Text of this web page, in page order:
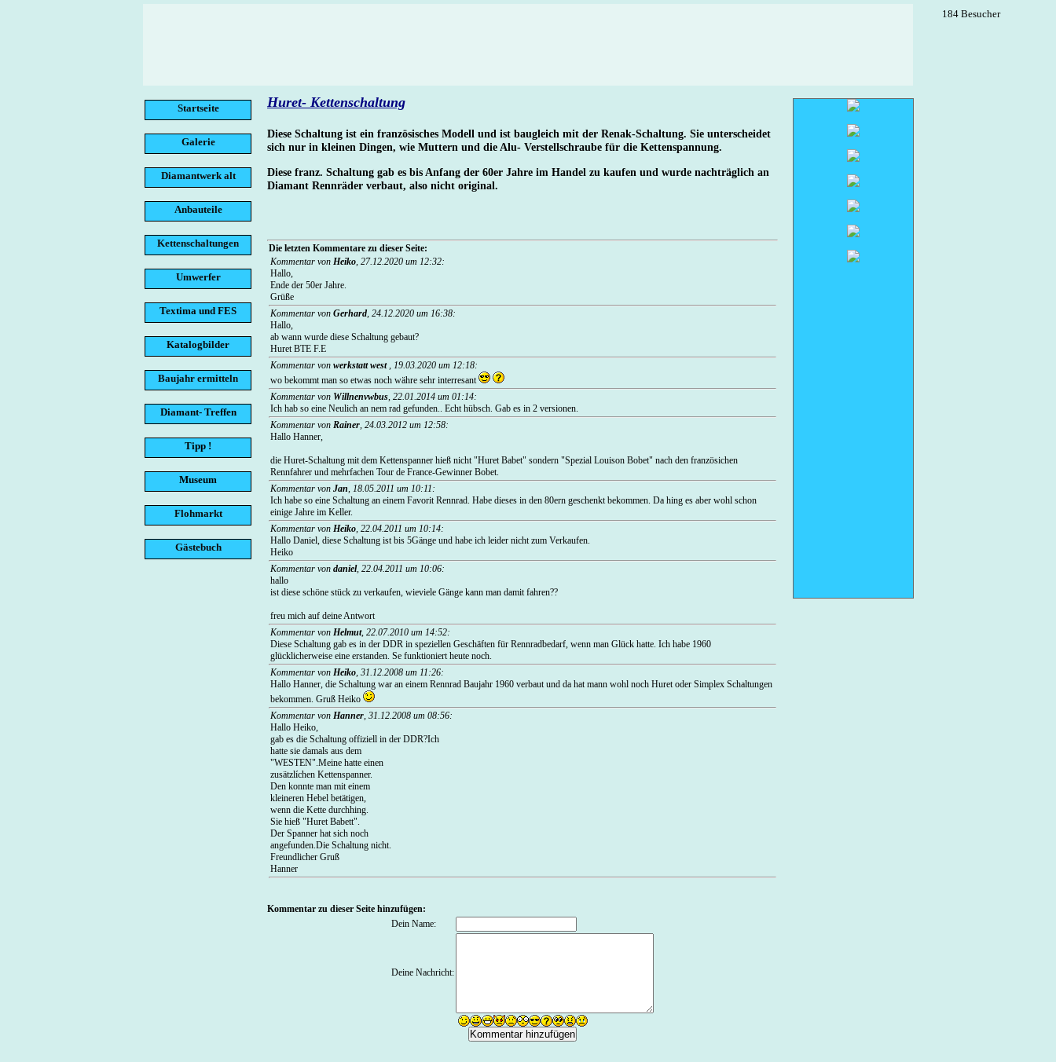
Startseite
Galerie
Diamantwerk alt
Anbauteile
Kettenschaltungen
Umwerfer
Textima und FES
Katalogbilder
Baujahr ermitteln
Diamant- Treffen
Tipp !
Museum
Flohmarkt
Gästebuch
Huret- Kettenschaltung
Diese Schaltung ist ein französisches Modell und ist baugleich mit der Renak-Schaltung. Sie unterscheidet
sich nur in kleinen Dingen, wie Muttern und die Alu- Verstellschraube für die Kettenspannung.
Diese franz. Schaltung gab es bis Anfang der 60er Jahre im Handel zu kaufen und wurde nachträglich an
Diamant Rennräder verbaut, also nicht original.
Die letzten Kommentare zu dieser Seite:
Kommentar von Heiko, 27.12.2020 um 12:32:
Hallo,
Ende der 50er Jahre.
Grüße
Kommentar von Gerhard, 24.12.2020 um 16:38:
Hallo,
ab wann wurde diese Schaltung gebaut?
Huret BTE F.E
Kommentar von werkstatt west, 19.03.2020 um 12:18:
wo bekommt man so etwas noch währe sehr interresant
Kommentar von Willnenvwbus, 22.01.2014 um 01:14:
Ich hab so eine Neulich an nem rad gefunden.. Echt hübsch. Gab es in 2 versionen.
Kommentar von Rainer, 24.03.2012 um 12:58:
Hallo Hanner,
die Huret-Schaltung mit dem Kettenspanner hieß nicht "Huret Babet" sondern "Spezial Louison Bobet" nach den französichen
Rennfahrer und mehrfachen Tour de France-Gewinner Bobet.
Kommentar von Jan, 18.05.2011 um 10:11:
Ich habe so eine Schaltung an einem Favorit Rennrad. Habe dieses in den 80ern geschenkt bekommen. Da hing es aber wohl schon
einige Jahre im Keller.
Kommentar von Heiko, 22.04.2011 um 10:14:
Hallo Daniel, diese Schaltung ist bis 5Gänge und habe ich leider nicht zum Verkaufen.
Heiko
Kommentar von daniel, 22.04.2011 um 10:06:
hallo
ist diese schöne stück zu verkaufen, wieviele Gänge kann man damit fahren??
freu mich auf deine Antwort
Kommentar von Helmut, 22.07.2010 um 14:52:
Diese Schaltung gab es in der DDR in speziellen Geschäften für Rennradbedarf, wenn man Glück hatte. Ich habe 1960
glücklicherweise eine erstanden. Se funktioniert heute noch.
Kommentar von Heiko, 31.12.2008 um 11:26:
Hallo Hanner, die Schaltung war an einem Rennrad Baujahr 1960 verbaut und da hat mann wohl noch Huret oder Simplex Schaltungen
bekommen. Gruß Heiko
Kommentar von Hanner, 31.12.2008 um 08:56:
Hallo Heiko,
gab es die Schaltung offiziell in der DDR?Ich
hatte sie damals aus dem
"WESTEN".Meine hatte einen
zusätzlíchen Kettenspanner.
Den konnte man mit einem
kleineren Hebel betätigen,
wenn die Kette durchhing.
Sie hieß "Huret Babett".
Der Spanner hat sich noch
angefunden.Die Schaltung nicht.
Freundlicher Gruß
Hanner
Kommentar zu dieser Seite hinzufügen:
Dein Name:
Deine Nachricht:
184 Besucher